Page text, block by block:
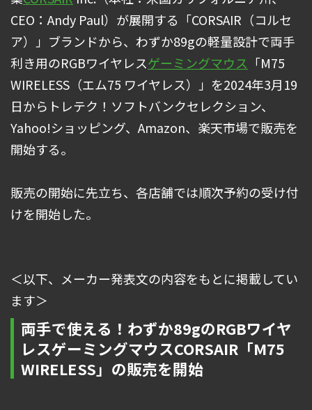
CEO：Andy Paul）が展開する「CORSAIR（コルセ
ア）」ブランドから、わずか89gの軽量設計で両手
利き用のRGBワイヤレスゲーミングマウス 「M75
WIRELESS（エム75 ワイヤレス）」を2024年3月19
日からトレテク！ソフトバンクセレクション、
Yahoo!ショッピング、Amazon、楽天市場で販売を
開始する。
販売の開始に先立ち、各店舗では順次予約の受け付
けを開始した。
＜以下、メーカー発表文の内容をもとに掲載してい
ます＞
両手で使える！わずか89gのRGBワイヤ
レスゲーミングマウスCORSAIR「M75
WIRELESS」の販売を開始